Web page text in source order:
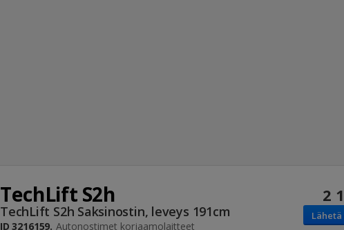
2
TechLift S2h
TechLift S2h Saksinostin, leveys 191cm
ID3216159. Autonostimet korjaamolaitteet